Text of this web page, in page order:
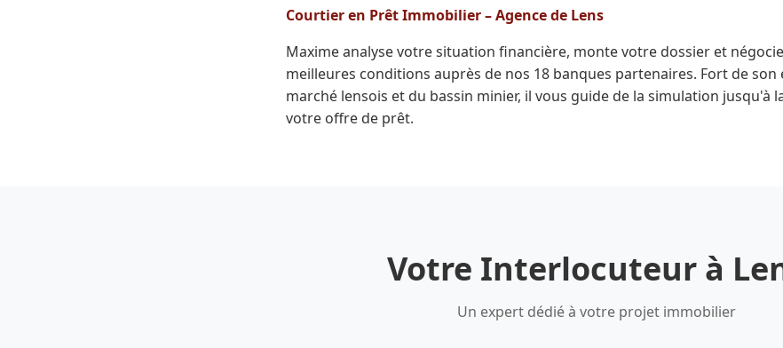
Courtier en Prêt Immobilier – Agence de Lens
Maxime analyse votre situation financière, monte votre dossier et
meilleures conditions auprès de nos 18 banques partenaires. Fort de son
marché lensois et du bassin minier, il vous guide de la simulation jusqu'à
votre offre de prêt.
Votre Interlocuteur à
Un expert dédié à votre projet immobilier